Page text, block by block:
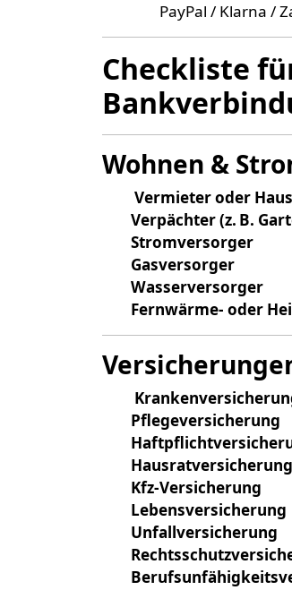
PayPal / Klarna /
Checkliste
Wohnen &
Vermieter oder
Verpächter (z. B.
Stromversorger
Gasversorger
Wasserversorger
Fernwärme- oder
Pflegeversicherung
Hausratversicherung
Kfz-Versicherung
Lebensversicherung
Unfallversicherung